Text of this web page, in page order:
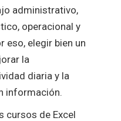
administrativo,
operacional y
eso, elegir bien un
la
diaria y la
información.
cursos de Excel